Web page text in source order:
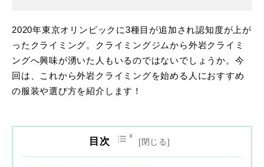
2020年東京オリンピックに3種目が追加され認知度が上が
ったクライミング。クライミングジムから外岩クライミ
ングへ興味が湧いた人もいるのではないでしょうか。今
回は、これから外岩クライミングを始める人におすすめ
の服装や選び方を紹介します！
目次